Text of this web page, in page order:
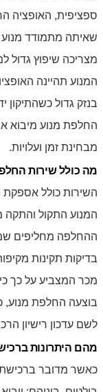
ספציפית, האופציה
שאיתה מתמודד
מצריכה שיפוץ גדול
המנוע תהיינה
בנזק גדול כשהתיקון
החלפת מנוע מיבוא
מבחינת זמן ועלויות.
מה כולל שירות
השירות כולל אספקת
המנוע התקול והתקה
ההחלפה מחליפים
בדיקות תקינות
מכר המצביע על כך
בוצעה החלפת מנוע,
לשם עדכון רישיון
מהם היתרונות
כאשר מדובר ברכישת